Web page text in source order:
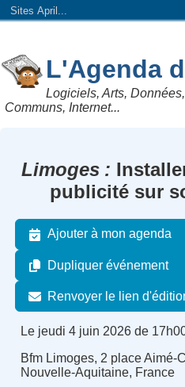
Sites April...
L'Agenda
Logiciels, Arts,
Communs, Internet...
Limoges
publicité sur
Ajouter à mon agenda
Dupliquer événement
Renvoyer le lien
Le jeudi 4 juin 2026 de
Bfm Limoges, 2 place Aimé-
Nouvelle-Aquitaine, France